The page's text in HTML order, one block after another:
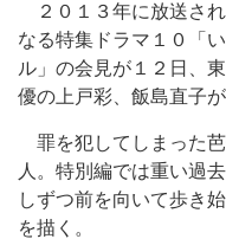
２０１３年に放送さ
なる特集ドラマ１０「
ル」の会見が１２日、
優の上戸彩、飯島直子が
罪を犯してしまった
人。特別編では重い過
しずつ前を向いて歩き
を描く。